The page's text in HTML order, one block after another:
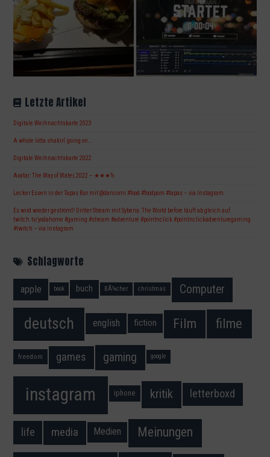
Letzte Artikel
Digitale Weihnachtskarte 2023
A whole lotta shakin‘ going on…
Digitale Weihnachtskarte 2022
Avatar: The Way of Water, 2022 – ★★★½
Lecker Essen in der Tapas Bar mit @dancorni #food #foodporn #tapas – via Instagram
Es wird wieder geströmt! Dritter Stream mit Syberia: The World before läuft ab gleich auf
twitch.tv/yodahome #gaming #stream #adventure #pointnclick #pointnclickadventuregaming
#twitch – via Instagram
Schlagworte
apple book buch BÃ¼cher christmas Computer
deutsch english fiction Film filme
freedom games gaming google
instagram iphone kritik letterboxd
life media Medien Meinungen